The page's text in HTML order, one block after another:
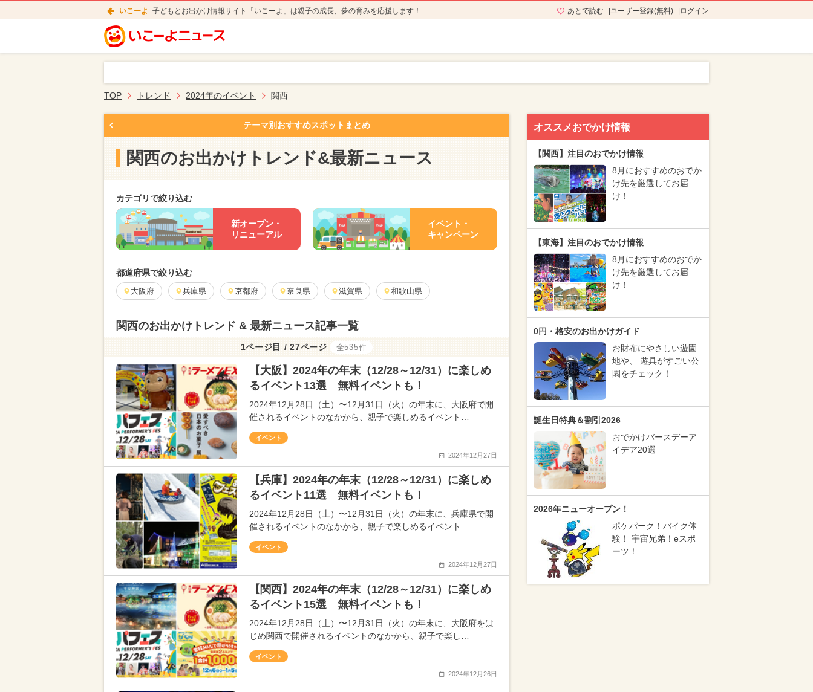
いこーよ 子どもとお出かけ情報サイト「いこーよ」は親子の成長、夢の育みを応援します！ あとで読む ユーザー登録(無料) ログイン
TOP トレンド 2024年のイベント 関西
テーマ別おすすめスポットまとめ
関西のお出かけトレンド&最新ニュース
カテゴリで絞り込む
新オープン・
リニューアル
イベント・
キャンペーン
都道府県で絞り込む
大阪府 兵庫県 京都府 奈良県 滋賀県 和歌山県
関西のお出かけトレンド & 最新ニュース記事一覧
1ページ目 / 27ページ 全535件
【大阪】2024年の年末（12/28～12/31）に楽しめ
るイベント13選 無料イベントも！
2024年12月28日（土）〜12月31日（火）の年末に、大阪府で開
催されるイベントのなかから、親子で楽しめるイベント…
イベント
2024年12月27日
【兵庫】2024年の年末（12/28～12/31）に楽しめ
るイベント11選 無料イベントも！
2024年12月28日（土）〜12月31日（火）の年末に、兵庫県で開
催されるイベントのなかから、親子で楽しめるイベント…
イベント
2024年12月27日
【関西】2024年の年末（12/28～12/31）に楽しめ
るイベント15選 無料イベントも！
2024年12月28日（土）〜12月31日（火）の年末に、大阪府をは
じめ関西で開催されるイベントのなかから、親子で楽し…
イベント
2024年12月26日
オススメおでかけ情報
【関西】注目のおでかけ情報
8月におすすめのおでか
け先を厳選してお届
け！
【東海】注目のおでかけ情報
8月におすすめのおでか
け先を厳選してお届
け！
0円・格安のお出かけガイド
お財布にやさしい遊園
地や、 遊具がすごい公
園をチェック！
誕生日特典＆割引2026
おでかけバースデーア
イデア20選
2026年ニューオープン！
ポケパーク！バイク体
験！ 宇宙兄弟！eスポ
ーツ！